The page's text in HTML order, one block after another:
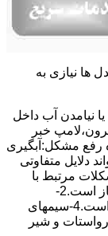
ها ﻧﯿﺎزی ﺑﻪ
یا نیامدن آب داخل
ﺧﺒﺮ
رﻓﻊ مشکل:آبگیری
دلایل متفاوتی
مرتبط با
آبگیری لباسشویی مراجعه کنید.1-درب ﻣﺎﺷﯿﻦ ﺑﺎز اﺳﺖ.2-
ﻣﯿﮑﺮوﺳﻮﺋﯿﭻ ﺧﺮاب اﺳﺖ.3-ﻫﯿﺪرواﺳﺘﺎت ﺧﺮاب اﺳﺖ.4-سیمهای
و ﺷﯿﺮ